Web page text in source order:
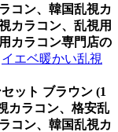
コン、韓国乱視カ
カラコン、乱視用
カラコン専門店の
イエベ暖かい乱視
ット ブラウン (1
カラコン、格安乱
コン、韓国乱視カ